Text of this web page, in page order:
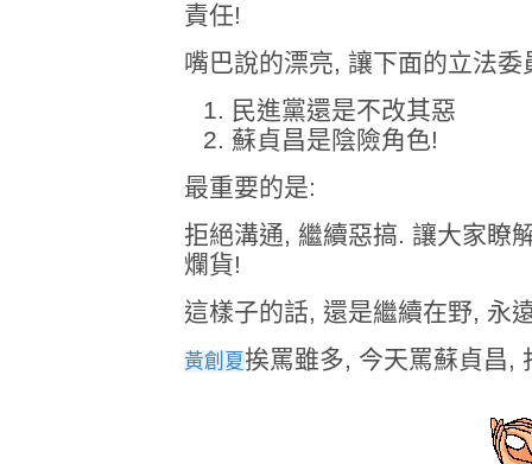
責任!
嘴巴說的漂亮, 讓下面的立法
民進黨還是不改其惡
蘇貞昌是陰險角色!
最重要的是:
拒絕溝通, 繼續惡搞. 讓大家瞭
爛貨!
這樣子的話, 還是繼續在野, 永
黃創夏挨罵雖多, 今天罵蘇貞昌,